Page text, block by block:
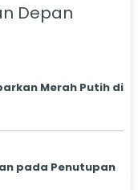
Depan
Merah Putih di
pada Penutupan